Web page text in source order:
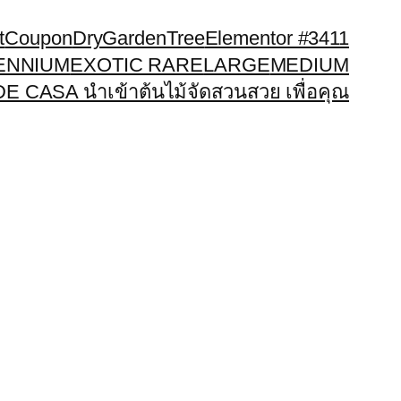
CouponDryGardenTreeElementor #3411
EXOTIC RARELARGEMEDIUM
CASA นำเข้าต้นไม้จัดสวนสวย เพื่อคุณ